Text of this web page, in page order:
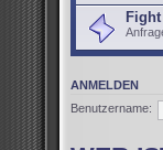
Fight
ANMELDEN
Benutzername: